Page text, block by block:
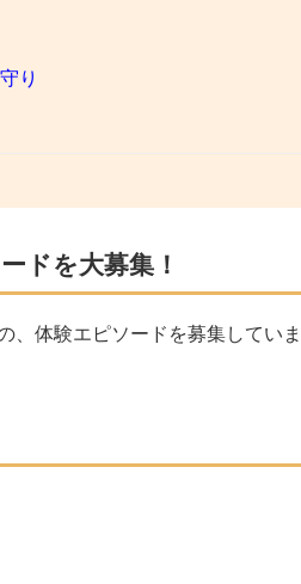
り
ドを大募集！
、体験エピソードを募集してい